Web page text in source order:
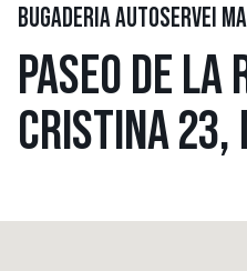
BUGADERIA AUTOSERVEI
PASEO DE LA
CRISTINA 23,